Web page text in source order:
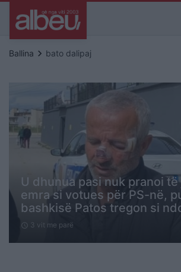
Ballina keyboard_arrow_right bato dalipaj
U dhunua pasi nuk pranoi të
emra si votues për PS-në,
bashkisë Patos tregon si
schedule 3 vit me parë